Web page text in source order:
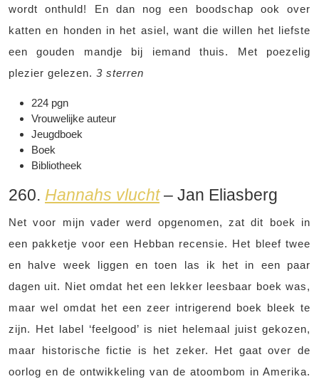
wordt onthuld! En dan nog een boodschap ook over
katten en honden in het asiel, want die willen het liefste
een gouden mandje bij iemand thuis. Met poezelig
plezier gelezen. 3 sterren
224 pgn
Vrouwelijke auteur
Jeugdboek
Boek
Bibliotheek
260. Hannahs vlucht– Jan Eliasberg
Net voor mijn vader werd opgenomen, zat dit boek in
een pakketje voor een Hebban recensie. Het bleef twee
en halve week liggen en toen las ik het in een paar
dagen uit. Niet omdat het een lekker leesbaar boek was,
maar wel omdat het een zeer intrigerend boek bleek te
zijn. Het label ‘feelgood’ is niet helemaal juist gekozen,
maar historische fictie is het zeker. Het gaat over de
oorlog en de ontwikkeling van de atoombom in Amerika.